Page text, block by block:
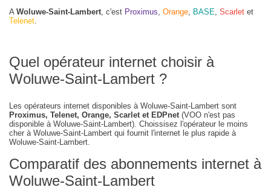
A Woluwe-Saint-Lambert, c'est Proximus, Orange, BASE, Scarlet et
Telenet.
Quel opérateur internet choisir à
Woluwe-Saint-Lambert ?
Les opérateurs internet disponibles à Woluwe-Saint-Lambert sont
Proximus, Telenet, Orange, Scarlet et EDPnet(VOO n'est pas
disponible à Woluwe-Saint-Lambert). Choissisez l'opérateur le moins
cher à Woluwe-Saint-Lambert qui fournit l'internet le plus rapide à
Woluwe-Saint-Lambert.
Comparatif des abonnements internet à
Woluwe-Saint-Lambert